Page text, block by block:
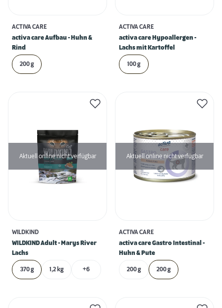
ACTIVA CARE
activa care Aufbau - Huhn &
Rind
200 g
ACTIVA CARE
activa care Hypoallergen -
Lachs mit Kartoffel
100 g
Aktuell online nicht verfügbar
WILDKIND
WILDKIND Adult - Marys River
Lachs
370 g 1,2 kg +6
Aktuell online nicht verfügbar
ACTIVA CARE
activa care Gastro Intestinal -
Huhn & Pute
200 g 200 g